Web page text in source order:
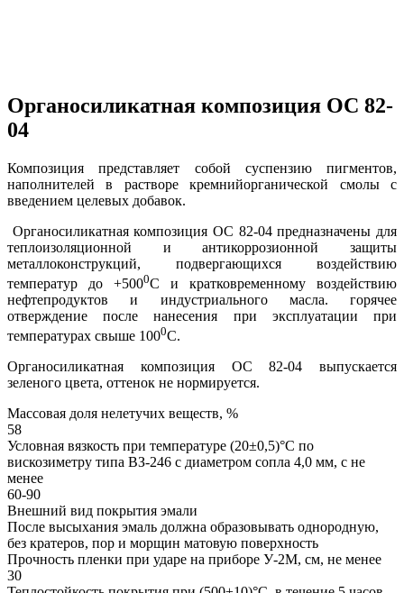
Органосиликатная композиция ОС 82-
04
Композиция представляет собой суспензию пигментов,
наполнителей в растворе кремнийорганической смолы с
введением целевых добавок.
Органосиликатная композиция ОС 82-04 предназначены для
теплоизоляционной и антикоррозионной защиты
металлоконструкций, подвергающихся воздействию
температур до +5000С и кратковременному воздействию
нефтепродуктов и индустриального масла. горячее
отверждение после нанесения при эксплуатации при
температурах свыше 1000С.
Органосиликатная композиция ОС 82-04 выпускается
зеленого цвета, оттенок не нормируется.
Массовая доля нелетучих веществ, %
58
Условная вязкость при температуре (20±0,5)°С по
вискозиметру типа ВЗ-246 с диаметром сопла 4,0 мм, с не
менее
60-90
Внешний вид покрытия эмали
После высыхания эмаль должна образовывать однородную,
без кратеров, пор и морщин матовую поверхность
Прочность пленки при ударе на приборе У-2М, см, не менее
30